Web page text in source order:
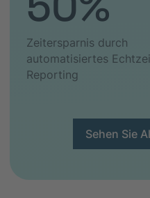
Zeitersparnis durch
automatisiertes
Reporting
Sehen Sie